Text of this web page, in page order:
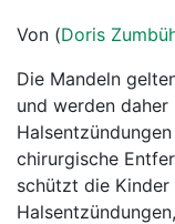
News
Ratgeber
Rubriken
Von (Doris
Die Mandeln
und werden
chirurgische
schützt die